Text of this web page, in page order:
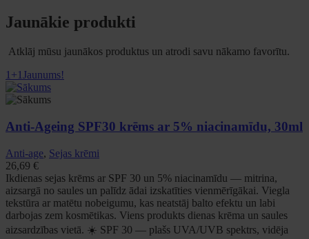
Jaunākie produkti
Atklāj mūsu jaunākos produktus un atrodi savu nākamo favorītu.
1+1Jaunums!
Anti-Ageing SPF30 krēms ar 5% niacinamīdu, 30ml
Anti-age, Sejas krēmi
26,69 €
Ikdienas sejas krēms ar SPF 30 un 5% niacinamīdu — mitrina,
aizsargā no saules un palīdz ādai izskatīties vienmērīgākai. Viegla
tekstūra ar matētu nobeigumu, kas neatstāj balto efektu un labi
darbojas zem kosmētikas. Viens produkts dienas krēma un saules
aizsardzības vietā. ☀️ SPF 30 — plašs UVA/UVB spektrs, vidēja